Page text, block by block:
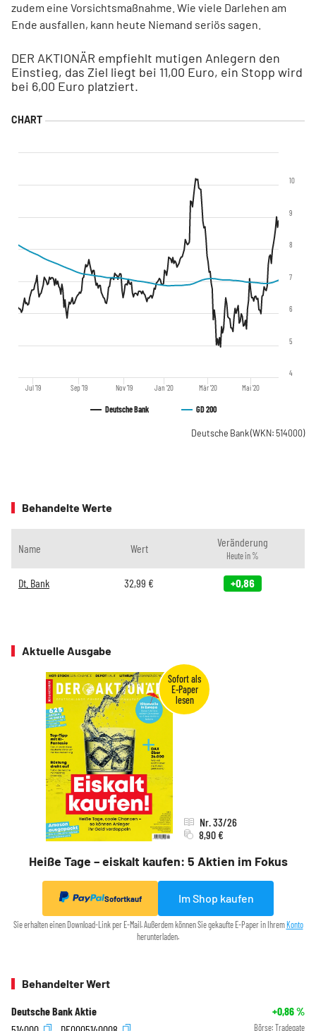
zudem eine Vorsichtsmaßnahme. Wie viele Darlehen am
Ende ausfallen, kann heute Niemand seriös sagen.
DER AKTIONÄR empfiehlt mutigen Anlegern den
Einstieg, das Ziel liegt bei 11,00 Euro, ein Stopp wird
bei 6,00 Euro platziert.
Deutsche Bank GD 200
Jul '19 Sep '19 Nov '19 Jan '20 Mär '20 Mai '20
4
5
6
7
8
9
10
Deutsche Bank(WKN: 514000)
Behandelte Werte
Name Wert Veränderung
Heute in %
Dt. Bank 32,99 € +0,86
Aktuelle Ausgabe
Heiße Tage – eiskalt kaufen: 5 Aktien im Fokus
Nr. 33/26
8,90 €
Sofortkauf Im Shop kaufen
Sie erhalten einen Download-Link per E-Mail. Außerdem können Sie gekaufte E-Paper in Ihrem Konto
herunterladen.
Behandelter Wert
Deutsche Bank Aktie +0,86%
Börse: Tradegate